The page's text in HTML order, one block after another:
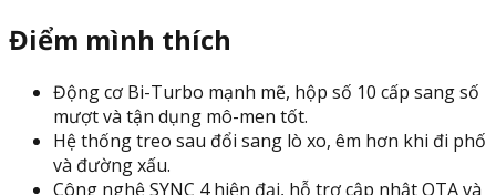
Điểm mình thích
Động cơ Bi-Turbo mạnh mẽ, hộp số 10 cấp sang số
mượt và tận dụng mô-men tốt.
Hệ thống treo sau đổi sang lò xo, êm hơn khi đi phố
và đường xấu.
Công nghệ SYNC 4 hiện đại, hỗ trợ cập nhật OTA và